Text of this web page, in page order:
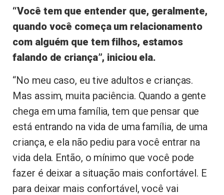
“Você tem que entender que, geralmente,
quando você começa um relacionamento
com alguém que tem filhos, estamos
falando de criança”, iniciou ela.
“No meu caso, eu tive adultos e crianças.
Mas assim, muita paciência. Quando a gente
chega em uma família, tem que pensar que
está entrando na vida de uma família, de uma
criança, e ela não pediu para você entrar na
vida dela. Então, o mínimo que você pode
fazer é deixar a situação mais confortável. E
para deixar mais confortável, você vai